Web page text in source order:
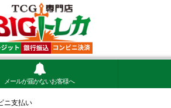
メールが届かないお客様へ
ニ支払い